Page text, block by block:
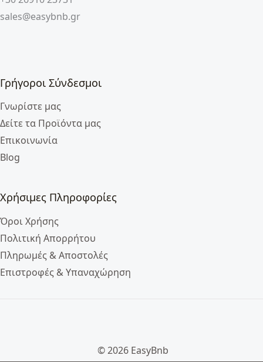
sales@easybnb.gr
Γρήγοροι Σύνδεσμοι
Γνωρίστε μας
Δείτε τα Προϊόντα μας
Επικοινωνία
Blog
Χρήσιμες Πληροφορίες
Όροι Χρήσης
Πολιτική Απορρήτου
Πληρωμές & Αποστολές
Επιστροφές & Υπαναχώρηση
© 2026 EasyBnb